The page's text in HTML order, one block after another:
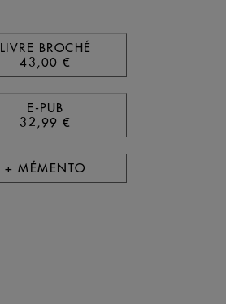
LIVRE BROCHÉ
43,00 €
E-PUB
32,99 €
+ MÉMENTO